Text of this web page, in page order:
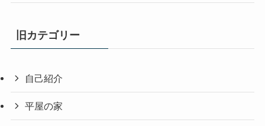
旧カテゴリー
自己紹介
平屋の家